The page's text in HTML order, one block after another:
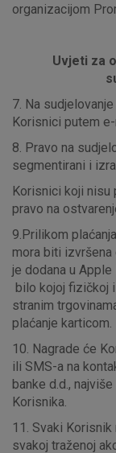
organizacijom
Uvjeti za
7. Na
Korisnici putem
8. Pravo na
segmentirani i
Korisnici koji nisu
pravo na
9.Prilikom
mora biti izvršena
je dodana u
bilo kojoj fizičkoj
stranim
plaćanje karticom.
10. Nagrade će
ili SMS-a na
banke d.d.,
Korisnika.
11. Svaki
svakoj traženoj